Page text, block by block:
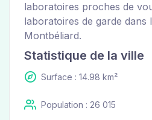
laboratoires proches de
laboratoires de garde dans
Montbéliard.
Statistique de la ville
Surface : 14.98 km²
Population : 26 015